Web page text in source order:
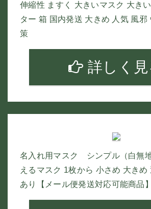
伸縮性 ますく 大きいマスク 大き
ター 箱 国内発送 大きめ 人気 風邪
策
詳しく見
名入れ用マスク シンプル（白無
えるマスク 1枚から 小さめ 大き
あり【メール便発送対応可能商品】